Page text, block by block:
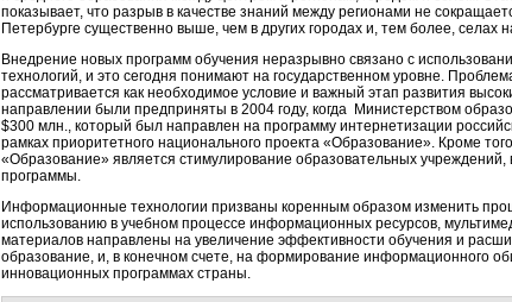
показывает, что разрыв в качестве знаний между регионами не
Петербурге существенно выше, чем в других городах и, тем более, селах
Внедрение новых программ обучения неразрывно связано с
технологий, и это сегодня понимают на государственном уровне.
рассматривается как необходимое условие и важный этап развития
направлении были предприняты в 2004 году, когда Министерством
$300 млн., который был направлен на программу интернетизации
рамках приоритетного национального проекта «Образование». Кроме
«Образование» является стимулирование образовательных
программы.
Информационные технологии призваны коренным образом изменить
использованию в учебном процессе информационных ресурсов,
материалов направлены на увеличение эффективности обучения и
образование, и, в конечном счете, на формирование информационного
инновационных программах страны.